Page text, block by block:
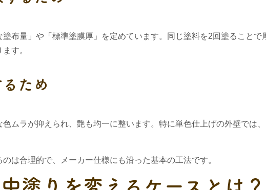
布量」や「標準塗膜厚」を定めています。同じ塗料を2回塗ることで
す。
ため
ムラが抑えられ、艶も均一に整います。特に単色仕上げの外壁では
は合理的で、メーカー仕様にも沿った基本の工法です。